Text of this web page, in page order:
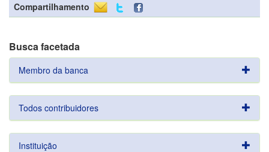
Compartilhamento
Busca facetada
Membro da banca
Todos contribuidores
Instituição